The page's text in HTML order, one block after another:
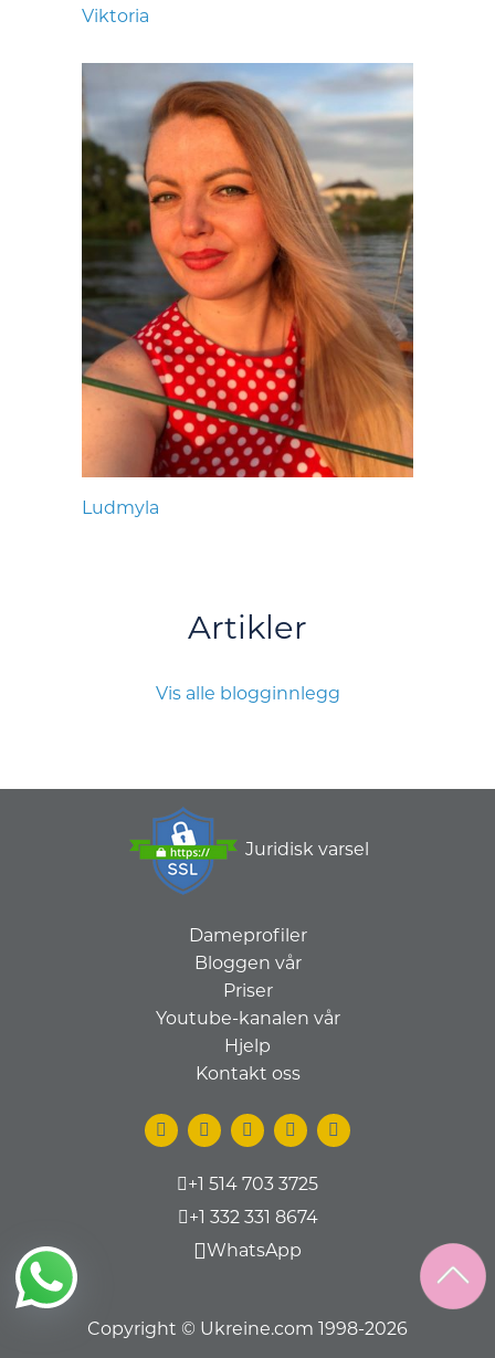
Viktoria
Ludmyla
Artikler
Vis alle blogginnlegg
Juridisk varsel
Dameprofiler
Bloggen vår
Priser
Youtube-kanalen vår
Hjelp
Kontakt oss
+1 514 703 3725
+1 332 331 8674
WhatsApp
Copyright © Ukreine.com 1998-2026